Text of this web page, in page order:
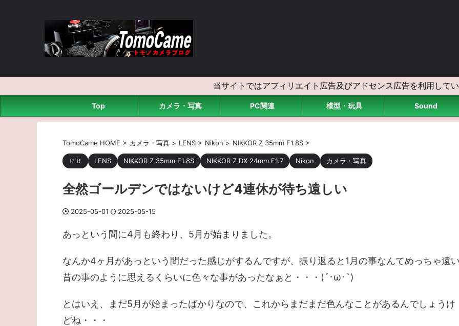
当サイトではアフィリエイト広告及びアドセンス広告を利用して
Top カメラ・写真 PC関連 模型・玩具 Sound
TomoCame HOME > カメラ・写真 > LENS > Nikon > NIKKOR Z 35mm F1.8S >
ＰＲ LENS NIKKOR Z 35mm F1.8S NIKKOR Z DX 24mm F1.7 Nikon カメラ・写真
全然ゴールデンではないけど4連休が待ち遠しい
2025-05-01 2025-05-15
あっという間に4月も終わり、5月が始まりました。
なんか4ヶ月があっという間だった感じがするんですが、振り返ると1月の事なんてめっちゃ遠
昔の事のように思えるくらいに色々な事があったなぁと・・・(´･ω･`)
とはいえ、まだ5月が始まったばかりなので、これからまだまだ色んなことがあるんでしょうけ
どね・・・